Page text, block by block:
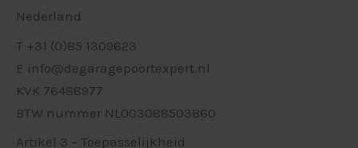
Nederland
T +31 (0)85 1309623
E info@degaragepoortexpert.nl
KVK 76488977
BTW nummer NL003088503B60
Artikel 3 – Toepasselijkheid